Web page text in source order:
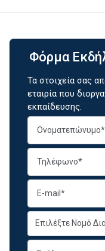
Φόρμα
Τα στοιχεία σας
εταιρία που
εκπαίδευσης.